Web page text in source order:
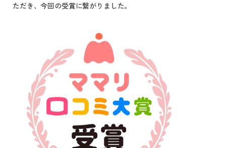
ただき、今回の受賞に繋がりました。